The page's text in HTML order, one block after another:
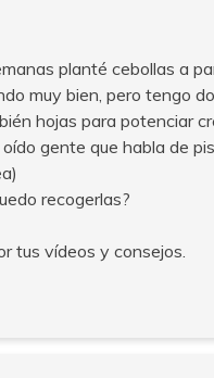
planté cebollas a
muy bien, pero tengo
hojas para potenciar
gente que habla de
recogerlas?
tus vídeos y consejos.